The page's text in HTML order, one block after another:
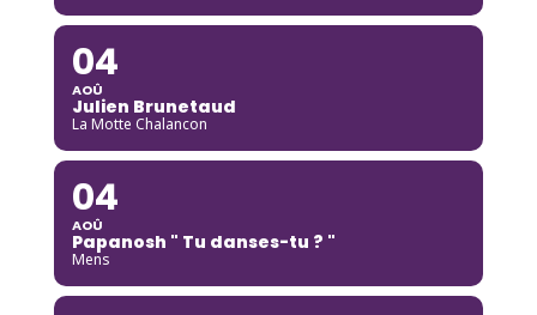
04
AOÛ
Julien Brunetaud
La Motte Chalancon
04
AOÛ
Papanosh " Tu danses-tu ? "
Mens